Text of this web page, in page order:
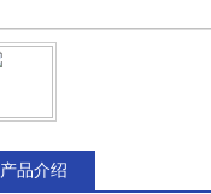
产品介绍